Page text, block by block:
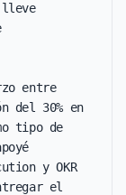
lleve
entre
del 30% en
tipo de
y OKR
el